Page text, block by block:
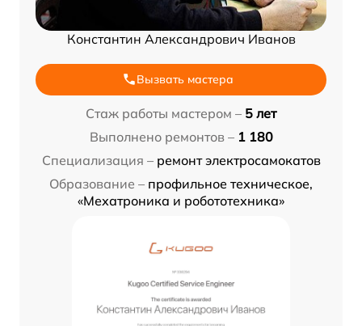
Константин Александрович Иванов
Вызвать мастера
Стаж работы мастером – 5 лет
Выполнено ремонтов – 1 180
Специализация – ремонт электросамокатов
Образование – профильное техническое,
«Мехатроника и робототехника»